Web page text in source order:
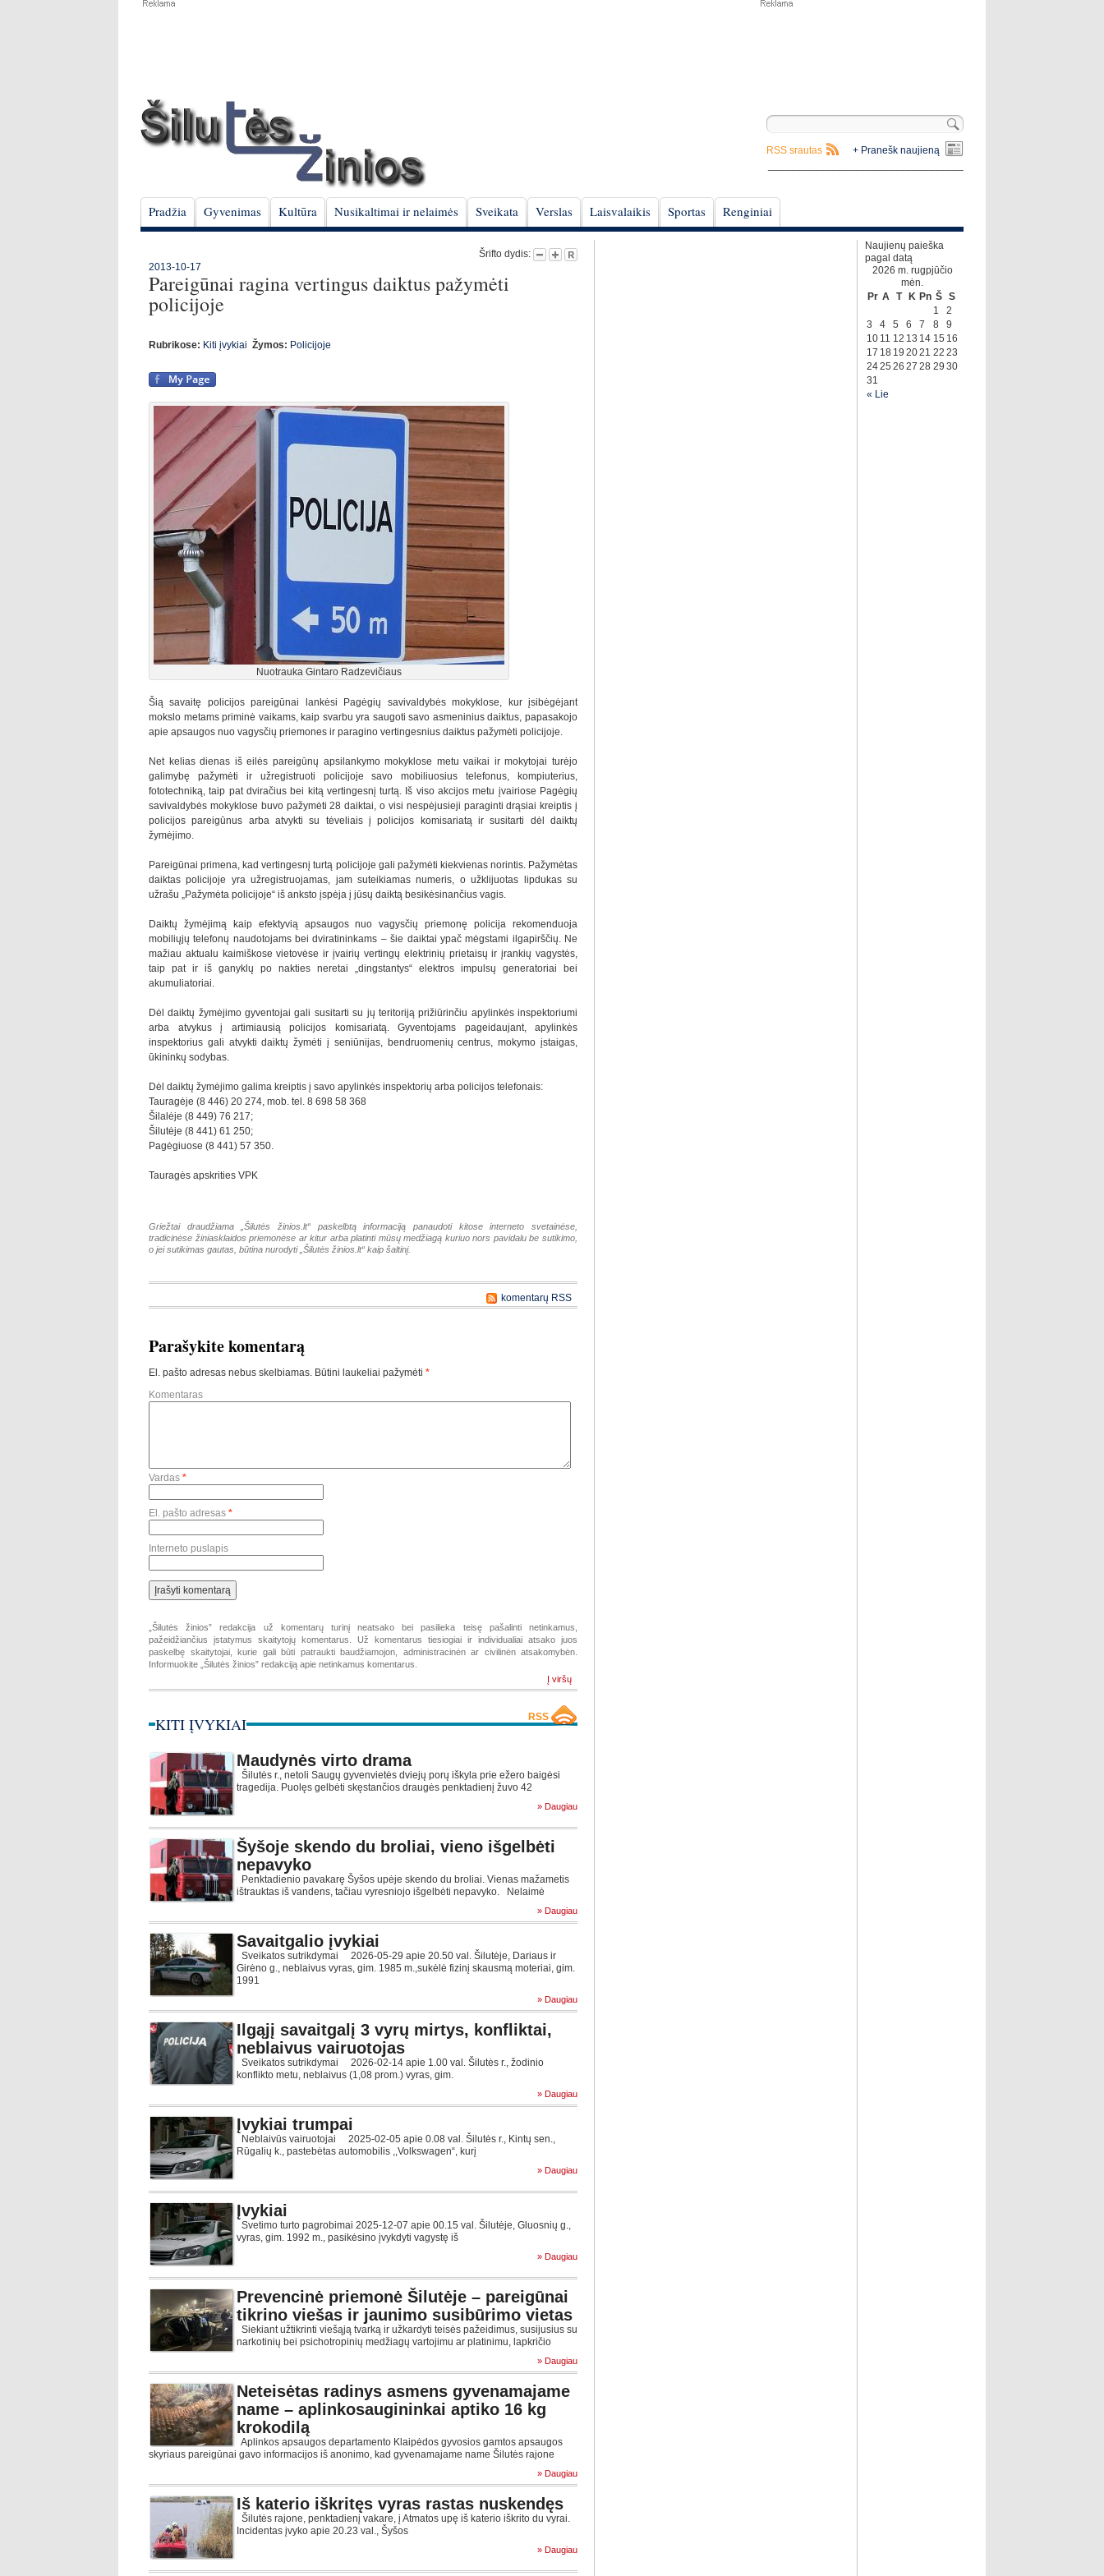
+ Pranešk naujieną
RSS srautas
Pradžia Gyvenimas Kultūra Nusikaltimai ir nelaimės Sveikata Verslas Laisvalaikis Sportas Renginiai
Šrifto dydis:
2013-10-17
Pareigūnai ragina vertingus daiktus pažymėti
policijoje
Rubrikose: Kiti įvykiai Žymos: Policijoje
Nuotrauka Gintaro Radzevičiaus
Šią savaitę policijos pareigūnai lankėsi Pagėgių savivaldybės mokyklose, kur įsibėgėjant
mokslo metams priminė vaikams, kaip svarbu yra saugoti savo asmeninius daiktus, papasakojo
apie apsaugos nuo vagysčių priemones ir paragino vertingesnius daiktus pažymėti policijoje.
Net kelias dienas iš eilės pareigūnų apsilankymo mokyklose metu vaikai ir mokytojai turėjo
galimybę pažymėti ir užregistruoti policijoje savo mobiliuosius telefonus, kompiuterius,
fototechniką, taip pat dviračius bei kitą vertingesnį turtą. Iš viso akcijos metu įvairiose Pagėgių
savivaldybės mokyklose buvo pažymėti 28 daiktai, o visi nespėjusieji paraginti drąsiai kreiptis į
policijos pareigūnus arba atvykti su tėveliais į policijos komisariatą ir susitarti dėl daiktų
žymėjimo.
Pareigūnai primena, kad vertingesnį turtą policijoje gali pažymėti kiekvienas norintis. Pažymėtas
daiktas policijoje yra užregistruojamas, jam suteikiamas numeris, o užklijuotas lipdukas su
užrašu „Pažymėta policijoje“ iš anksto įspėja į jūsų daiktą besikėsinančius vagis.
Daiktų žymėjimą kaip efektyvią apsaugos nuo vagysčių priemonę policija rekomenduoja
mobiliųjų telefonų naudotojams bei dviratininkams – šie daiktai ypač mėgstami ilgapirščių. Ne
mažiau aktualu kaimiškose vietovėse ir įvairių vertingų elektrinių prietaisų ir įrankių vagystės,
taip pat ir iš ganyklų po nakties neretai „dingstantys“ elektros impulsų generatoriai bei
akumuliatoriai.
Dėl daiktų žymėjimo gyventojai gali susitarti su jų teritoriją prižiūrinčiu apylinkės inspektoriumi
arba atvykus į artimiausią policijos komisariatą. Gyventojams pageidaujant, apylinkės
inspektorius gali atvykti daiktų žymėti į seniūnijas, bendruomenių centrus, mokymo įstaigas,
ūkininkų sodybas.
Dėl daiktų žymėjimo galima kreiptis į savo apylinkės inspektorių arba policijos telefonais:
Tauragėje (8 446) 20 274, mob. tel. 8 698 58 368
Šilalėje (8 449) 76 217;
Šilutėje (8 441) 61 250;
Pagėgiuose (8 441) 57 350.
Tauragės apskrities VPK
Griežtai draudžiama „Šilutės žinios.lt“ paskelbtą informaciją panaudoti kitose interneto svetainėse,
tradicinėse žiniasklaidos priemonėse ar kitur arba platinti mūsų medžiagą kuriuo nors pavidalu be sutikimo,
o jei sutikimas gautas, būtina nurodyti „Šilutės žinios.lt“ kaip šaltinį.
komentarų RSS
Parašykite komentarą
El. pašto adresas nebus skelbiamas. Būtini laukeliai pažymėti *
Komentaras
Vardas *
El. pašto adresas *
Interneto puslapis
„Šilutės žinios” redakcija už komentarų turinį neatsako bei pasilieka teisę pašalinti netinkamus,
pažeidžiančius įstatymus skaitytojų komentarus. Už komentarus tiesiogiai ir individualiai atsako juos
paskelbę skaitytojai, kurie gali būti patraukti baudžiamojon, administracinėn ar civilinėn atsakomybėn.
Informuokite „Šilutės žinios” redakciją apie netinkamus komentarus.
Į viršų
KITI ĮVYKIAI RSS
Maudynės virto drama
Šilutės r., netoli Saugų gyvenvietės dviejų porų iškyla prie ežero baigėsi
tragedija. Puolęs gelbėti skęstančios draugės penktadienį žuvo 42
» Daugiau
Šyšoje skendo du broliai, vieno išgelbėti
nepavyko
Penktadienio pavakarę Šyšos upėje skendo du broliai. Vienas mažametis
ištrauktas iš vandens, tačiau vyresniojo išgelbėti nepavyko. Nelaimė
» Daugiau
Savaitgalio įvykiai
Sveikatos sutrikdymai 2026-05-29 apie 20.50 val. Šilutėje, Dariaus ir
Girėno g., neblaivus vyras, gim. 1985 m.,sukėlė fizinį skausmą moteriai, gim.
1991
» Daugiau
Ilgąjį savaitgalį 3 vyrų mirtys, konfliktai,
neblaivus vairuotojas
Sveikatos sutrikdymai 2026-02-14 apie 1.00 val. Šilutės r., žodinio
konflikto metu, neblaivus (1,08 prom.) vyras, gim.
» Daugiau
Įvykiai trumpai
Neblaivūs vairuotojai 2025-02-05 apie 0.08 val. Šilutės r., Kintų sen.,
Rūgalių k., pastebėtas automobilis ,,Volkswagen“, kurį
» Daugiau
Įvykiai
Svetimo turto pagrobimai 2025-12-07 apie 00.15 val. Šilutėje, Gluosnių g.,
vyras, gim. 1992 m., pasikėsino įvykdyti vagystę iš
» Daugiau
Prevencinė priemonė Šilutėje – pareigūnai
tikrino viešas ir jaunimo susibūrimo vietas
Siekiant užtikrinti viešąją tvarką ir užkardyti teisės pažeidimus, susijusius su
narkotinių bei psichotropinių medžiagų vartojimu ar platinimu, lapkričio
» Daugiau
Neteisėtas radinys asmens gyvenamajame
name – aplinkosaugininkai aptiko 16 kg
krokodilą
Aplinkos apsaugos departamento Klaipėdos gyvosios gamtos apsaugos
skyriaus pareigūnai gavo informacijos iš anonimo, kad gyvenamajame name Šilutės rajone
» Daugiau
Iš katerio iškritęs vyras rastas nuskendęs
Šilutės rajone, penktadienį vakare, į Atmatos upę iš katerio iškrito du vyrai.
Incidentas įvyko apie 20.23 val., Šyšos
» Daugiau
Naujienų paieška
pagal datą
2026 m. rugpjūčio
mėn.
Pr A T K Pn Š S
« Lie
1
2
3
4 5 6 7 8
9
10 11 12 13 14 15 16
17 18 19 2021 22 23
2425 26 27 28 29 30
31